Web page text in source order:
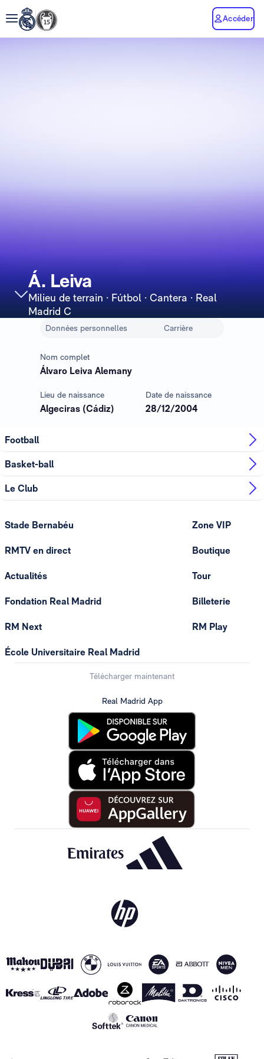
Accéder
Á. Leiva
Milieu de terrain · Fútbol · Cantera · Real
Madrid C
Données personnelles Carrière
Nom complet
Álvaro Leiva Alemany
Lieu de naissance
Algeciras (Cádiz)
Date de naissance
28/12/2004
Football
Basket-ball
Le Club
Stade Bernabéu
RMTV en direct
Actualités
Fondation Real Madrid
RM Next
École Universitaire Real Madrid
Zone VIP
Boutique
Tour
Billeterie
RM Play
Télécharger maintenant
Real Madrid App